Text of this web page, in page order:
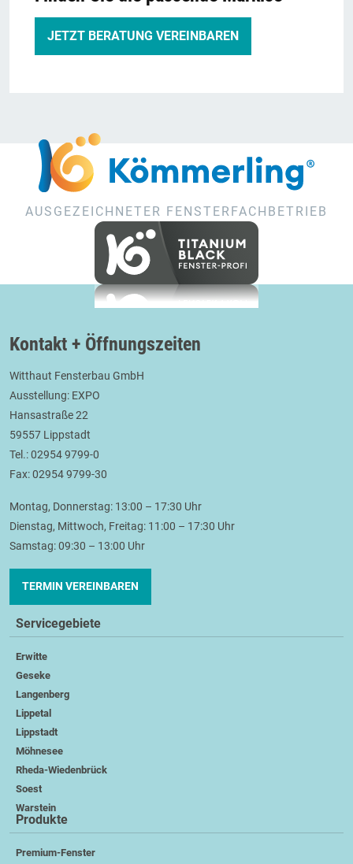
JETZT BERATUNG VEREINBAREN
AUSGEZEICHNETER FENSTERFACHBETRIEB
Kontakt + Öffnungszeiten
Witthaut Fensterbau GmbH
Ausstellung: EXPO
Hansastraße 22
59557 Lippstadt
Tel.: 02954 9799-0
Fax: 02954 9799-30
Montag, Donnerstag: 13:00 – 17:30 Uhr
Dienstag, Mittwoch, Freitag: 11:00 – 17:30 Uhr
Samstag: 09:30 – 13:00 Uhr
TERMIN VEREINBAREN
Servicegebiete
Erwitte
Geseke
Langenberg
Lippetal
Lippstadt
Möhnesee
Rheda-Wiedenbrück
Soest
Warstein
Produkte
Premium-Fenster